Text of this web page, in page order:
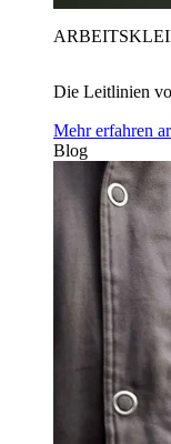
Die Leitlinien
Mehr erfahren
Blog